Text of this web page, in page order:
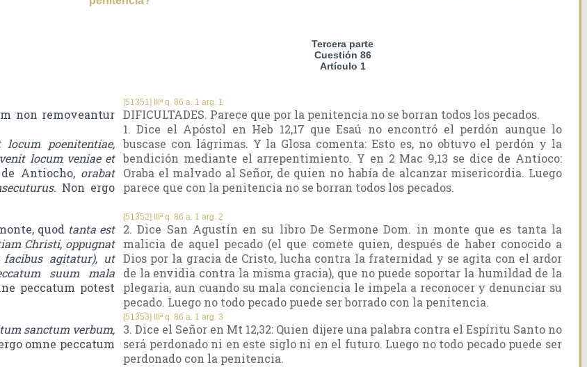
non removeantur
poenitentiae,
locum veniae et
Antiocho, orabat
. Non ergo
Tercera parte
Cuestión 86
Artículo 1
[51351] IIIª q. 86 a. 1 arg. 1
DIFICULTADES. Parece que por la penitencia no se borran todos los pecados.
1. Dice el Apóstol en Heb 12,17 que Esaú no encontró el perdón aunque lo
buscase con lágrimas. Y la Glosa comenta: Esto es, no obtuvo el perdón y la
bendición mediante el arrepentimiento. Y en 2 Mac 9,13 se dice de Antíoco:
Oraba el malvado al Señor, de quien no había de alcanzar misericordia. Luego
parece que con la penitencia no se borran todos los pecados.
quod tanta est
Christi, oppugnat
agitatur), ut
suum mala
peccatum potest
[51352] IIIª q. 86 a. 1 arg. 2
2. Dice San Agustín en su libro De Sermone Dom. in monte que es tanta la
malicia de aquel pecado (el que comete quien, después de haber conocido a
Dios por la gracia de Cristo, lucha contra la fraternidad y se agita con el ardor
de la envidia contra la misma gracia), que no puede soportar la humildad de la
plegaria, aun cuando su mala conciencia le impela a reconocer y denunciar su
pecado. Luego no todo pecado puede ser borrado con la penitencia.
sanctum verbum,
omne peccatum
[51353] IIIª q. 86 a. 1 arg. 3
3. Dice el Señor en Mt 12,32: Quien dijere una palabra contra el Espíritu Santo no
será perdonado ni en este siglo ni en el futuro. Luego no todo pecado puede ser
perdonado con la penitencia.